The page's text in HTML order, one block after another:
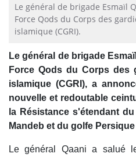
Le général de brigade Esmaïl
Force Qods du Corps des
islamique (CGRI).
Le général de brigade
Force Qods du Corps des
islamique (CGRI), a
nouvelle et redoutable
la Résistance s'étendant
Mandeb et du golfe
Le général Qaani a salué